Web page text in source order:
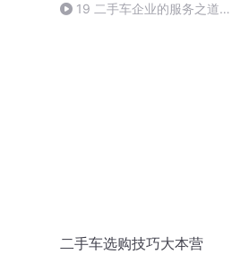
19 二手车企业的服务之道解
二手车选购技巧大本营